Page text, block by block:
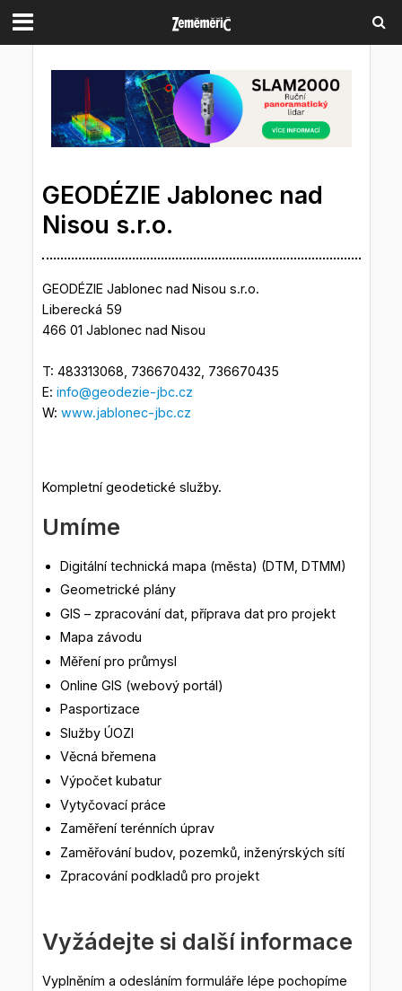
GEODÉZIE Jablonec nad
Nisou s.r.o.
GEODÉZIE Jablonec nad Nisou s.r.o.
Liberecká 59
466 01 Jablonec nad Nisou
T: 483313068, 736670432, 736670435
E: info@geodezie-jbc.cz
W: www.jablonec-jbc.cz
Kompletní geodetické služby.
Umíme
Digitální technická mapa (města) (DTM, DTMM)
Geometrické plány
GIS – zpracování dat, příprava dat pro projekt
Mapa závodu
Měření pro průmysl
Online GIS (webový portál)
Pasportizace
Služby ÚOZI
Věcná břemena
Výpočet kubatur
Vytyčovací práce
Zaměření terénních úprav
Zaměřování budov, pozemků, inženýrských sítí
Zpracování podkladů pro projekt
Vyžádejte si další informace
Vyplněním a odesláním formuláře lépe pochopíme